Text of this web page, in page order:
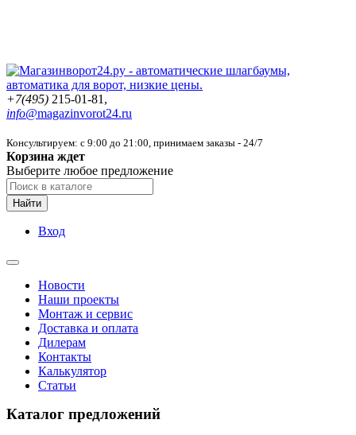
+7(495) 215-01-81,
info@magazinvorot24.ru
Консультируем: с 9:00 до 21:00, принимаем заказы - 24/7
Корзина ждет
Выберите любое предложение
Найти
Вход
Новости
Наши проекты
Монтаж и сервис
Доставка и оплата
Дилерам
Контакты
Калькулятор
Статьи
Каталог предложений